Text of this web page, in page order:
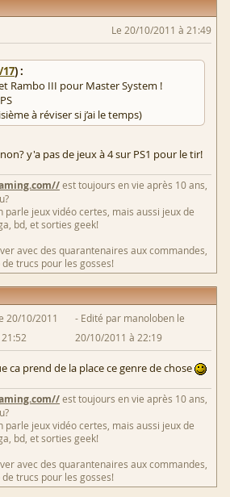
Le 20/10/2011 à 21:49
) :
et Rambo III pour Master System !
à réviser si j’ai le temps)
y'a pas de jeux à 4 sur PS1 pour le tir!
est toujours en vie après 10 ans,
parle jeux vidéo certes, mais aussi jeux de
bd, et sorties geek!
avec des quarantenaires aux commandes,
trucs pour les gosses!
20/10/2011
Edité par manoloben le
20/10/2011 à 22:19
ca prend de la place ce genre de chose
est toujours en vie après 10 ans,
parle jeux vidéo certes, mais aussi jeux de
bd, et sorties geek!
avec des quarantenaires aux commandes,
trucs pour les gosses!